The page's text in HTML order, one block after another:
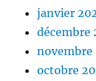
janvier
décembre
novembre
octobre